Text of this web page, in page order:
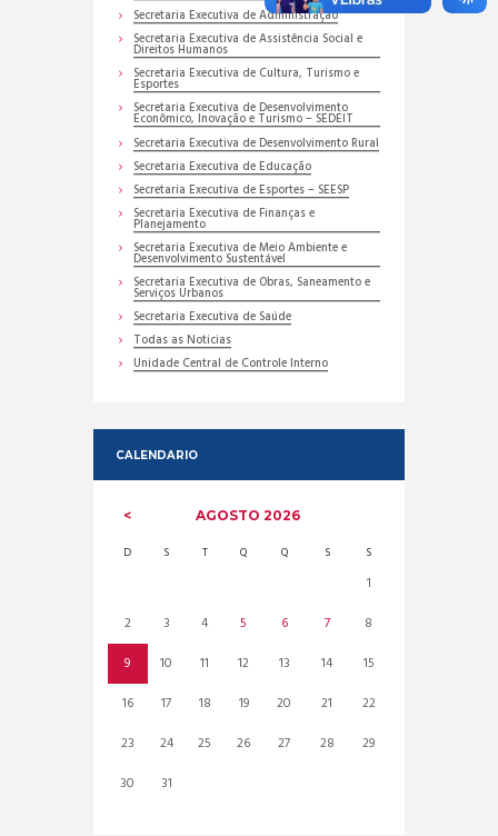
Secretaria Executiva de Administração
Secretaria Executiva de Assistência Social e
Direitos Humanos
Secretaria Executiva de Cultura, Turismo e
Esportes
Secretaria Executiva de Desenvolvimento
Econômico, Inovação e Turismo – SEDEIT
Secretaria Executiva de Desenvolvimento Rural
Secretaria Executiva de Educação
Secretaria Executiva de Esportes – SEESP
Secretaria Executiva de Finanças e
Planejamento
Secretaria Executiva de Meio Ambiente e
Desenvolvimento Sustentável
Secretaria Executiva de Obras, Saneamento e
Serviços Urbanos
Secretaria Executiva de Saúde
Todas as Noticias
Unidade Central de Controle Interno
CALENDARIO
AGOSTO2026
D S T Q Q S S
1
2
3 4 5 6 7
8
9
10 11 12 13 14
15
16
17 18 19 20 21
22
23
24 25 26 27 28
29
30
31